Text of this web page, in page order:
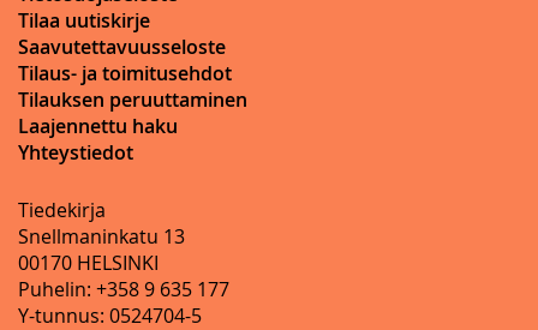
Tilaa uutiskirje
Saavutettavuusseloste
Tilaus- ja toimitusehdot
Tilauksen peruuttaminen
Laajennettu haku
Yhteystiedot
Tiedekirja
Snellmaninkatu 13
00170 HELSINKI
Puhelin: +358 9 635 177
Y-tunnus: 0524704-5